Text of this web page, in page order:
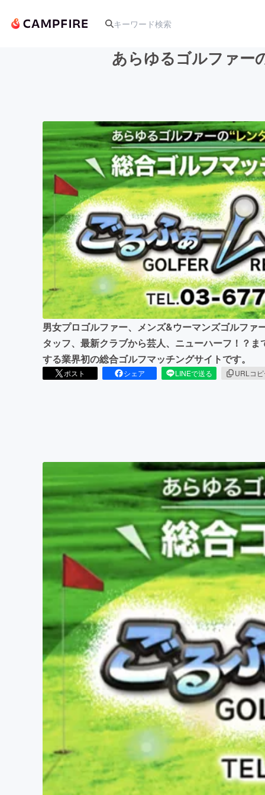
アート・写真
テクノロジー・ガジェット
映像・映画
ビジネス・起業
まちづくり・地域活性化
あらゆるゴルファー
男女プロゴルファー、メンズ&ウーマンズゴルフ
タッフ、最新クラブから芸人、ニューハーフ！？
する業界初の総合ゴルフマッチングサイトです。
ポスト シェア LINEで送る URLコ